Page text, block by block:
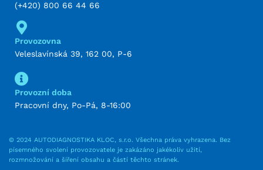
(+420) 800 66 44 66
Provozovna
Veleslavínská 39, 162 00, P-6
Provozní doba
Pracovní dny, Po-Pá, 8-16:00
© 2024 AUTODIAGNOSTIKA KLOC, s.r.o. Všechna práva vyhrazena. Bez
písemného svolení provozovatele je zakázáno jakékoliv užití,
rozmnožování a šíření obsahu a částí těchto stránek.